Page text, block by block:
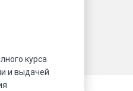
курса
и выдачей